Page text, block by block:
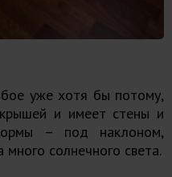
уже хотя бы потому,
и имеет стены и
– под наклоном,
много солнечного света.